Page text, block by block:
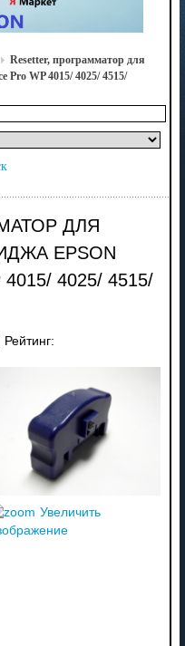
Resetter, программатор для
Pro WP 4015/ 4025/ 4515/
ДЛЯ
EPSON
4015/ 4025/ 4515/
Рейтинг:
Увеличить